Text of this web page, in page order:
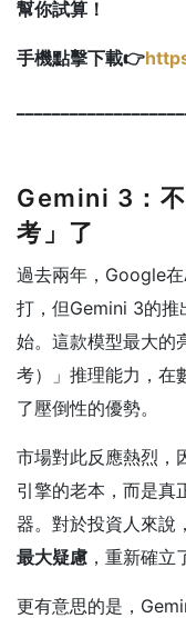
幫你試算！
手機點擊下載👉
Gemini 3：
考」了
過去兩年，Google
打，但Gemini 3的推
始。這款模型最大的
考）」推理能力，在
了壓倒性的優勢。
市場對此反應熱烈，
引擎的老本，而是真
器。對於投資人來說
最大疑慮 ，重新確立
更有意思的是，